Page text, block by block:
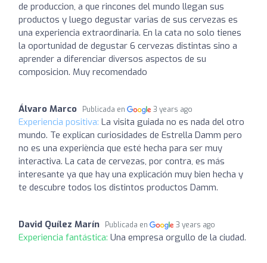
de produccion, a que rincones del mundo llegan sus
productos y luego degustar varias de sus cervezas es
una experiencia extraordinaria. En la cata no solo tienes
la oportunidad de degustar 6 cervezas distintas sino a
aprender a diferenciar diversos aspectos de su
composicion. Muy recomendado
Álvaro Marco Publicada en 3 years ago
Experiencia positiva: La visita guiada no es nada del otro
mundo. Te explican curiosidades de Estrella Damm pero
no es una experiència que esté hecha para ser muy
interactiva. La cata de cervezas, por contra, es más
interesante ya que hay una explicación muy bien hecha y
te descubre todos los distintos productos Damm.
David Quílez Marín Publicada en 3 years ago
Experiencia fantástica: Una empresa orgullo de la ciudad.